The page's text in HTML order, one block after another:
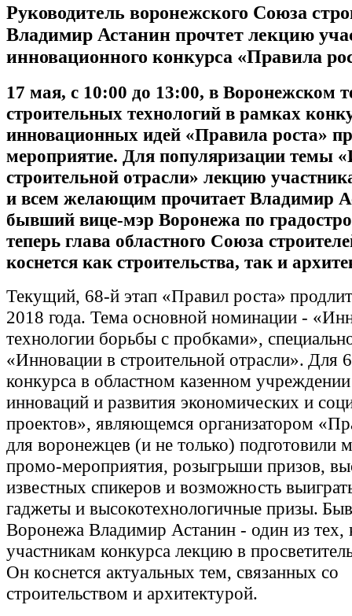
Руководитель воронежского Союза
Владимир Астанин прочтет лекцию
инновационного конкурса «Правила
17 мая, с 10:00 до 13:00, в Воронежском
строительных технологий в рамках
инновационных идей «Правила роста»
мероприятие. Для популяризации темы
строительной отрасли» лекцию
и всем желающим прочитает Владимир
бывший вице-мэр Воронежа по
теперь глава областного Союза
коснется как строительства, так и
Текущий, 68-й этап «Правил роста»
2018 года. Тема основной номинации -
технологии борьбы с пробками»,
«Инновации в строительной отрасли». Для
конкурса в областном казенном
инноваций и развития экономических и
проектов», являющемся организатором
для воронежцев (и не только) подготовили
промо-мероприятия, розыгрыши призов,
известных спикеров и возможность
гаджеты и высокотехнологичные призы.
Воронежа Владимир Астанин - один из тех,
участникам конкурса лекцию в
Он коснется актуальных тем, связанных со
строительством и архитектурой.